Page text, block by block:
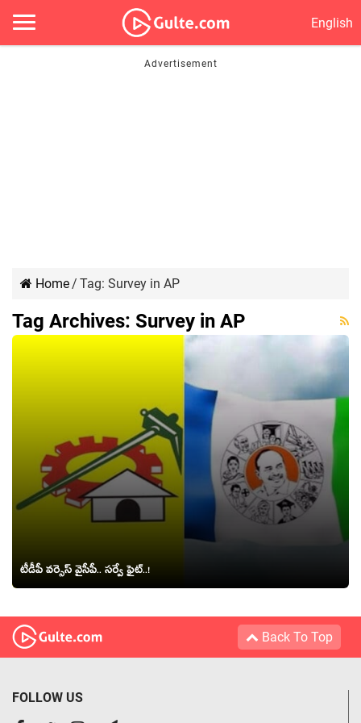
English
Home/ Tag: Survey in AP
Tag Archives: Survey in AP
టీడీపీ వ‌ర్సెస్‌ వైసీపీ.. స‌ర్వే ఫైట్‌..!
Back To Top
FOLLOW US